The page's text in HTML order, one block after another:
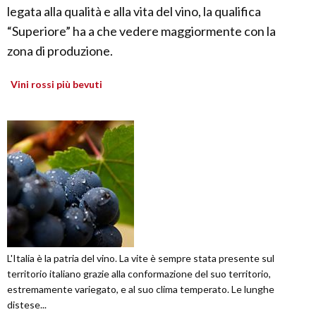
legata alla qualità e alla vita del vino, la qualifica
“Superiore” ha a che vedere maggiormente con la
zona di produzione.
Vini rossi più bevuti
L'Italia è la patria del vino. La vite è sempre stata presente sul
territorio italiano grazie alla conformazione del suo territorio,
estremamente variegato, e al suo clima temperato. Le lunghe
distese...